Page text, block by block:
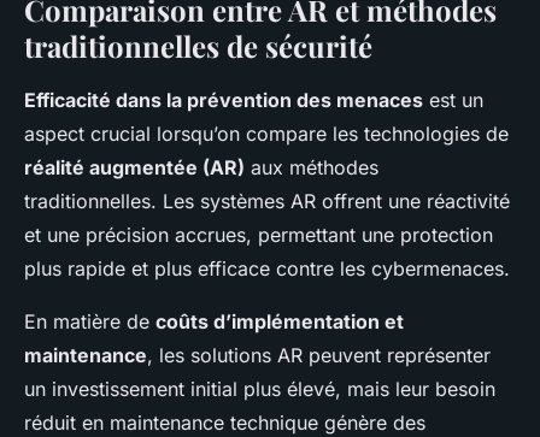
Comparaison entre AR et méthodes
traditionnelles de sécurité
Efficacité dans la prévention des menaces est un
aspect crucial lorsqu’on compare les technologies de
réalité augmentée (AR) aux méthodes
traditionnelles. Les systèmes AR offrent une réactivité
et une précision accrues, permettant une protection
plus rapide et plus efficace contre les cybermenaces.
En matière de coûts d’implémentation et
maintenance, les solutions AR peuvent représenter
un investissement initial plus élevé, mais leur besoin
réduit en maintenance technique génère des